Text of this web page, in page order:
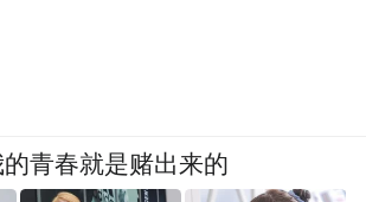
青春就是赌出来的